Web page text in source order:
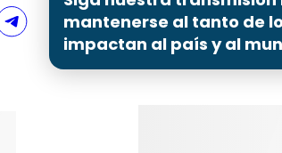
mantenerse al tanto de
impactan al país y al